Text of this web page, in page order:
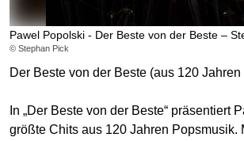
Pawel Popolski - Der Beste von der Beste –
© Stephan Pick
Der Beste von der Beste (aus 120
In „Der Beste von der Beste“ präsentiert
größte Chits aus 120 Jahren Popsmusik.